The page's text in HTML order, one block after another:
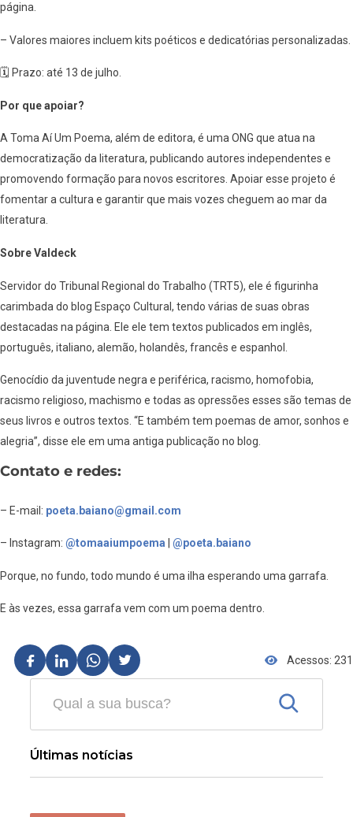
página.
– Valores maiores incluem kits poéticos e dedicatórias personalizadas.
🗓 Prazo: até 13 de julho.
Por que apoiar?
A Toma Aí Um Poema, além de editora, é uma ONG que atua na
democratização da literatura, publicando autores independentes e
promovendo formação para novos escritores. Apoiar esse projeto é
fomentar a cultura e garantir que mais vozes cheguem ao mar da
literatura.
Sobre Valdeck
Servidor do Tribunal Regional do Trabalho (TRT5), ele é figurinha
carimbada do blog Espaço Cultural, tendo várias de suas obras
destacadas na página. Ele ele tem textos publicados em inglês,
português, italiano, alemão, holandês, francês e espanhol.
Genocídio da juventude negra e periférica, racismo, homofobia,
racismo religioso, machismo e todas as opressões esses são temas de
seus livros e outros textos. “E também tem poemas de amor, sonhos e
alegria”, disse ele em uma antiga publicação no blog.
Contato e redes:
– E-mail: poeta.baiano@gmail.com
– Instagram: @tomaaiumpoema @poeta.baiano
Porque, no fundo, todo mundo é uma ilha esperando uma garrafa.
E às vezes, essa garrafa vem com um poema dentro.
Acessos: 231
Últimas notícias